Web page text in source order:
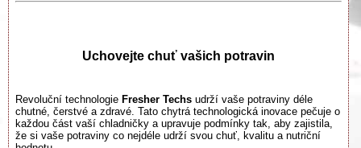
Uchovejte chuť vašich potravin
Revoluční technologie Fresher Techs udrží vaše potraviny déle
chutné, čerstvé a zdravé. Tato chytrá technologická inovace pečuje o
každou část vaší chladničky a upravuje podmínky tak, aby zajistila,
že si vaše potraviny co nejdéle udrží svou chuť, kvalitu a nutriční